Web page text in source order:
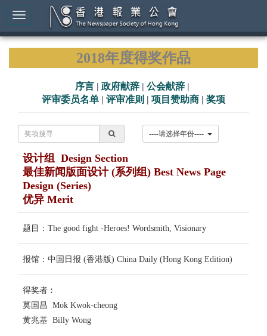
2018年度得奖作品
序言 | 政府献辞 | 公会献辞 |
评审委员名单 | 评审准则 | 项目赞助商 | 奖项
设计组 Design Section
最佳新闻版面设计 (系列组) Best News Page
Design (Series)
优异 Merit
题目：The good fight -Heroes! Wordsmith, Visionary
报馆：中国日报 (香港版) China Daily (Hong Kong Edition)
得奖者︰
莫国昌 Mok Kwok-cheong
黄兆基 Billy Wong